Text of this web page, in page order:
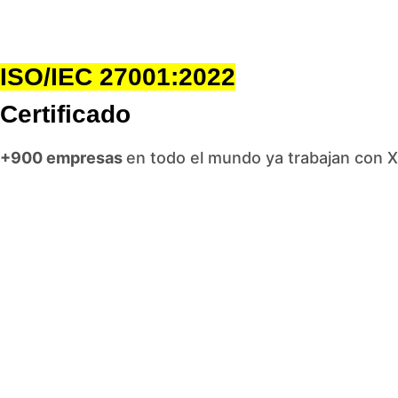
ISO/IEC 27001:2022
Certificado
+900 empresas en todo el mundo ya trabajan con